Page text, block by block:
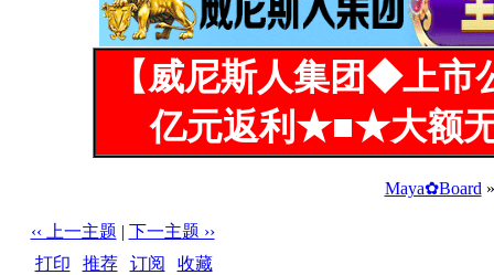
【威尼斯人集团◆上
亿元返利★■★大额
Maya✿Board
‹‹ 上一主题 | 下一主题 ››
打印
推荐| 订阅
收藏